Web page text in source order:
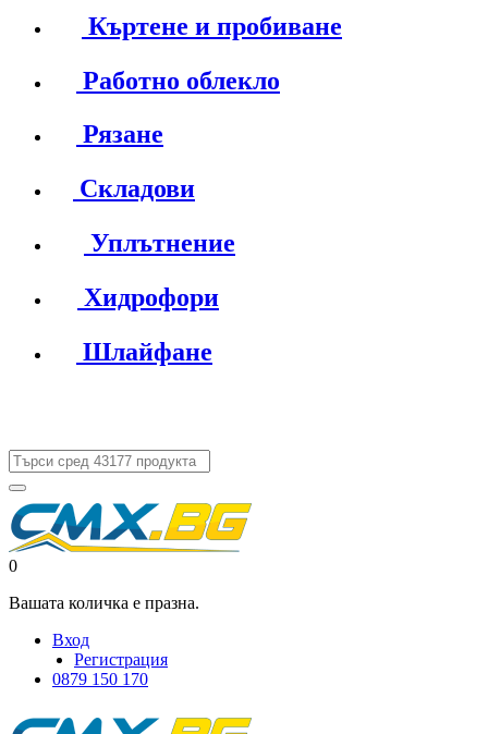
Къртене и пробиване
Работно облекло
Рязане
Складови
Уплътнение
Хидрофори
Шлайфане
0
Вашата количка е празна.
Вход
Регистрация
0879 150 170